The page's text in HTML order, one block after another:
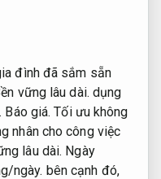
đình đã sắm sẵn
vững lâu dài. dụng
Báo giá. Tối ưu không
nhân cho công việc
lâu dài. Ngày
ngày. bên cạnh đó,